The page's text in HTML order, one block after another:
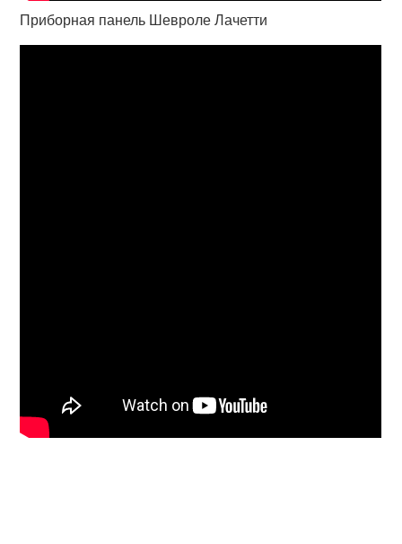
Приборная панель Шевроле Лачетти